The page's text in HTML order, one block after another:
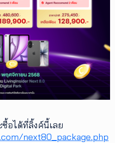
อได้ที่ลิ้งค์นี้เลย
next80_package.php